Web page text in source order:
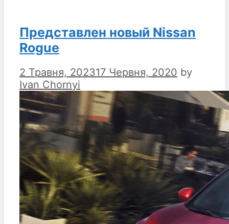
Представлен новый Nissan
Rogue
2 Травня, 202317 Червня, 2020 by
Ivan Chornyi